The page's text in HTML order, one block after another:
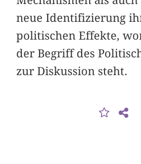
neue Identifizierung
politischen Effekte,
der Begriff des
zur Diskussion steht.